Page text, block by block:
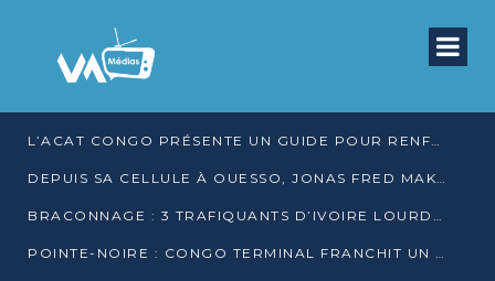
L’ACAT CONGO PRÉSENTE UN GUIDE POUR RENFORCER LES GARANTIES JUDICIAIRES EN GARDE À VUE
DEPUIS SA CELLULE À OUESSO, JONAS FRED MAKITA DÉNONCE CE QU’IL QUALIFIE DE DÉNI DE JUSTICE
BRACONNAGE : 3 TRAFIQUANTS D’IVOIRE LOURDEMENT CONDAMNÉS À DJAMBALA
POINTE-NOIRE : CONGO TERMINAL FRANCHIT UN CAP HISTORIQUE AVEC 99 MOUVEMENTS/HEURE